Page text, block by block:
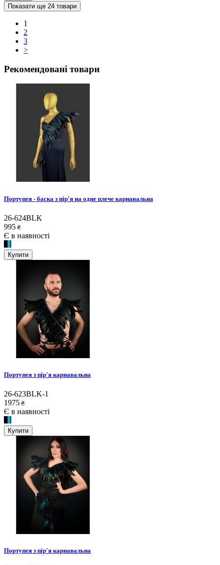
Показати ще 24 товари
1
2
3
>
Рекомендовані товари
Портупея - баска з пір'я на одне плече карнавальна
26-624BLK
995 ₴
Є в наявності
Купити
Портупея з пір'я карнавальна
26-623BLK-1
1975 ₴
Є в наявності
Купити
Портупея з пір'я карнавальна